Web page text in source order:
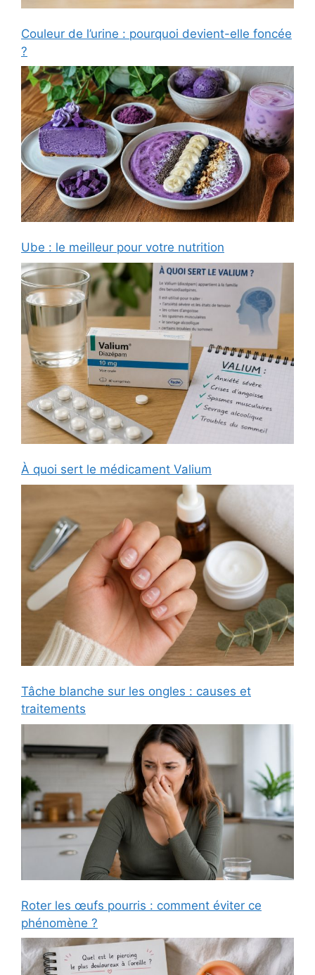
Couleur de l’urine : pourquoi devient-elle foncée
?
Ube : le meilleur pour votre nutrition
À quoi sert le médicament Valium
Tâche blanche sur les ongles : causes et
traitements
Roter les œufs pourris : comment éviter ce
phénomène ?